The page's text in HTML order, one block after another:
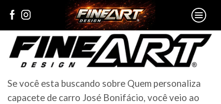
Se você esta buscando sobre Quem personaliza
capacete de carro José Bonifácio, você veio ao